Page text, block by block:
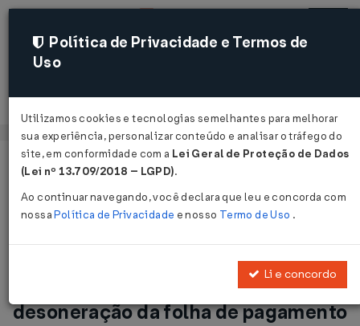
Acessar
Página Inicial
Notícias
pagamento...
Voltar
Abimaq entra na fila por
desoneração da folha de pagamento
Política de Privacidade e Termos de
Uso
Utilizamos cookies e tecnologias semelhantes para melhorar
sua experiência, personalizar conteúdo e analisar o tráfego do
site, em conformidade com a Lei Geral de Proteção de Dados
(Lei nº 13.709/2018 – LGPD).
Ao continuar navegando, você declara que leu e concorda com
nossaPolítica de Privacidade e nosso Termo de Uso .
Li e concordo